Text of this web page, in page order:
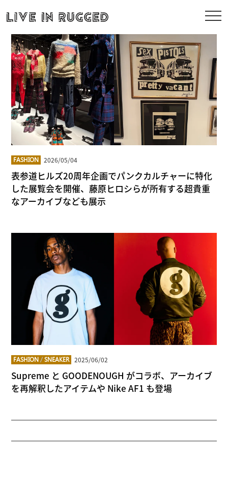
FASHION 2026/05/04
表参道ヒルズ20周年企画でパンクカルチャーに特化
した展覧会を開催、藤原ヒロシらが所有する超貴重
なアーカイブなども展示
FASHION /SNEAKER 2025/06/02
Supreme と GOODENOUGH がコラボ、アーカイブ
を再解釈したアイテムや Nike AF1 も登場